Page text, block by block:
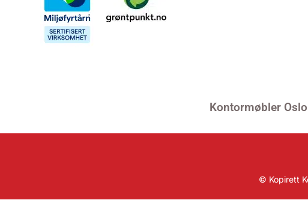
Kontormøbler Oslo
© Kopirett